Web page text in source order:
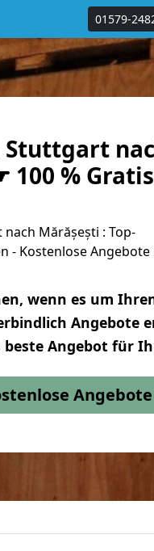
01579-
Stuttgart
100 %
Mărășești : Top-
- Kostenlose
wenn es um
Angebote
beste Angebot für